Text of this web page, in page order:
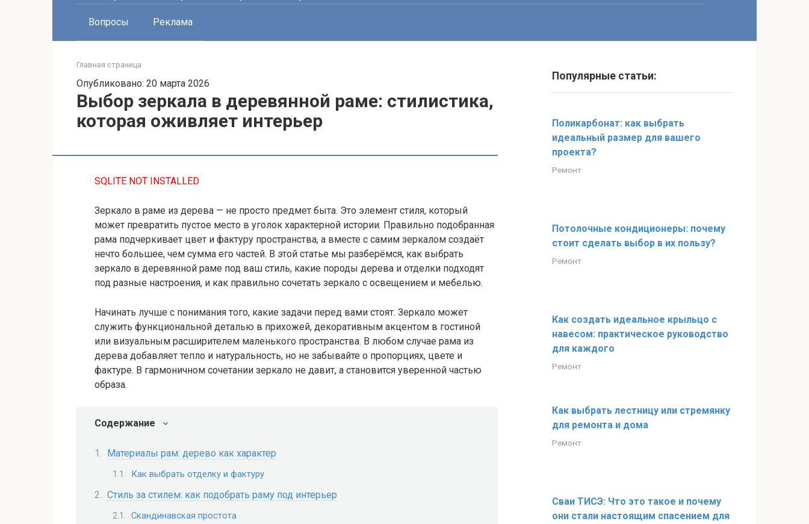
Вопросы Реклама
Главная страница
Опубликовано: 20 марта 2026
Выбор зеркала в деревянной раме: стилистика,
которая оживляет интерьер
SQLITE NOT INSTALLED
Зеркало в раме из дерева — не просто предмет быта. Это элемент стиля, который
может превратить пустое место в уголок характерной истории. Правильно подобранная
рама подчеркивает цвет и фактуру пространства, а вместе с самим зеркалом создаёт
нечто большее, чем сумма его частей. В этой статье мы разберёмся, как выбрать
зеркало в деревянной раме под ваш стиль, какие породы дерева и отделки подходят
под разные настроения, и как правильно сочетать зеркало с освещением и мебелью.
Начинать лучше с понимания того, какие задачи перед вами стоят. Зеркало может
служить функциональной деталью в прихожей, декоративным акцентом в гостиной
или визуальным расширителем маленького пространства. В любом случае рама из
дерева добавляет тепло и натуральность, но не забывайте о пропорциях, цвете и
фактуре. В гармоничном сочетании зеркало не давит, а становится уверенной частью
образа.
Содержание
Материалы рам: дерево как характер
Как выбрать отделку и фактуру
Стиль за стилем: как подобрать раму под интерьер
Скандинавская простота
Популярные статьи:
Поликарбонат: как выбрать
идеальный размер для вашего
проекта?
Ремонт
Потолочные кондиционеры: почему
стоит сделать выбор в их пользу?
Ремонт
Как создать идеальное крыльцо с
навесом: практическое руководство
для каждого
Ремонт
Как выбрать лестницу или стремянку
для ремонта и дома
Ремонт
Сваи ТИСЭ: Что это такое и почему
они стали настоящим спасением для